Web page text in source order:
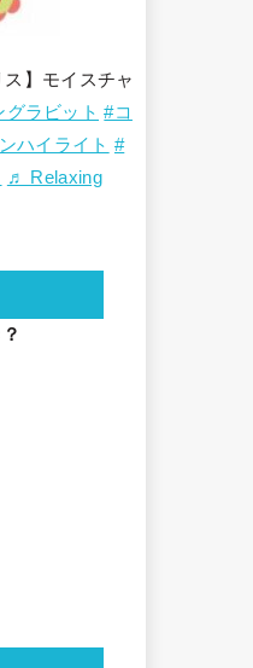
】モイスチャ
グラビット #コ
ハイライト #
♬ Relaxing